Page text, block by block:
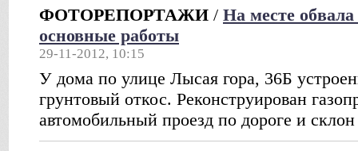
ФОТОРЕПОРТАЖИ / На месте
основные работы
29-11-2012, 10:15
У дома по улице Лысая гора, 36Б
грунтовый откос. Реконструирован
автомобильный проезд по дороге и